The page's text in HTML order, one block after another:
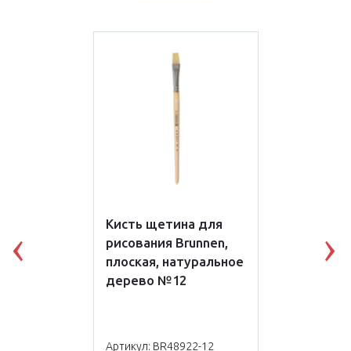
Кисть щетина для
рисования Brunnen,
плоская, натуральное
дерево №12
Артикул: BR48922-12